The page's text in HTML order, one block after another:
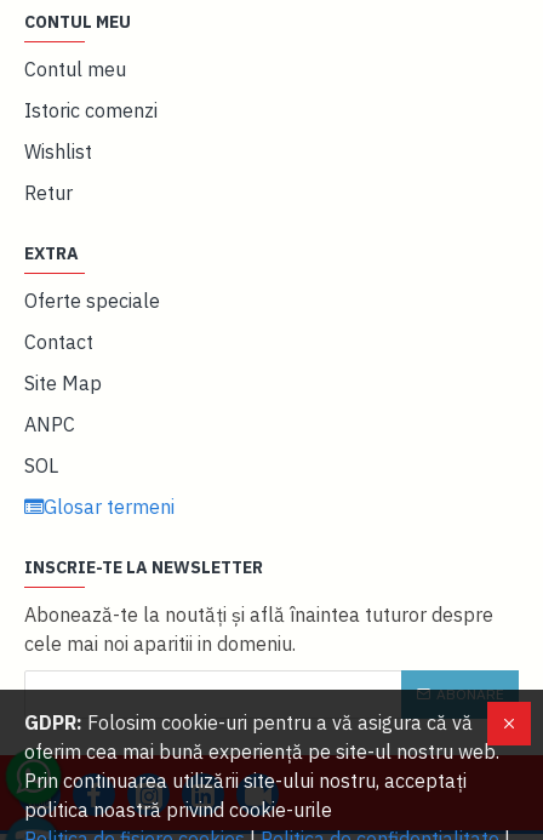
CONTUL MEU
Contul meu
Istoric comenzi
Wishlist
Retur
EXTRA
Oferte speciale
Contact
Site Map
ANPC
SOL
Glosar termeni
INSCRIE-TE LA NEWSLETTER
Abonează-te la noutăţi și află înaintea tuturor despre
cele mai noi aparitii in domeniu.
ABONARE
GDPR: Folosim cookie-uri pentru a vă asigura că vă
oferim cea mai bună experiență pe site-ul nostru web.
Prin continuarea utilizării site-ului nostru, acceptați
politica noastră privind cookie-urile